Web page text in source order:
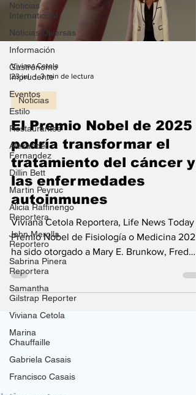
Noticias
International
Noticias Diversas
Información
Gastrónomo
Imprudente
Eventos
Estilo
Restaurantes
Alexander
Fernandez
Dillin Bett
Martin Peyruc
Alicia Raffinengo
Reportera
John Merolla
Reportero
Sabrina Pinera
Reportera
Samantha
Gilstrap Reporter
Viviana Cetola
Marina
Chauffaille
Gabriela Casais
Francisco Casais
Viviana Cetola
23 jul
3 min de lectura
Noticias
El Premio Nobel de 2025
podría transformar el
tratamiento del cáncer y
las enfermedades
autoinmunes
Viviana Cetola Reportera, Life News Today El
Premio Nobel de Fisiología o Medicina 2025
ha sido otorgado a Mary E. Brunkow, Fred
Ramsdell de Estados Unidos y Shimon
Sakaguchi de Japón por descubrimientos
revelaron cómo el sistema inmunitario se
impide atacar al cuerpo que está diseñado
Instituto Karolinska de Suecia reconoció a
tres científicos por su investigación pionera